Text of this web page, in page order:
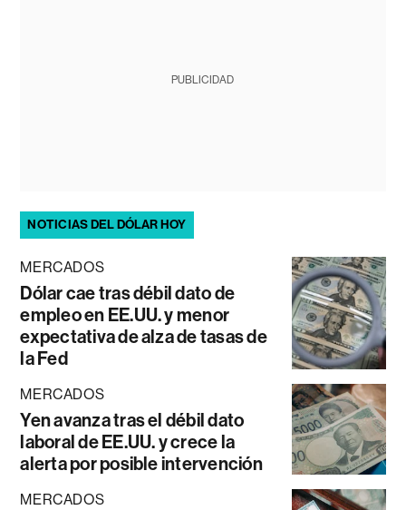
PUBLICIDAD
NOTICIAS DEL DÓLAR HOY
MERCADOS
Dólar cae tras débil dato de
empleo en EE.UU. y menor
expectativa de alza de tasas de
la Fed
MERCADOS
Yen avanza tras el débil dato
laboral de EE.UU. y crece la
alerta por posible intervención
MERCADOS